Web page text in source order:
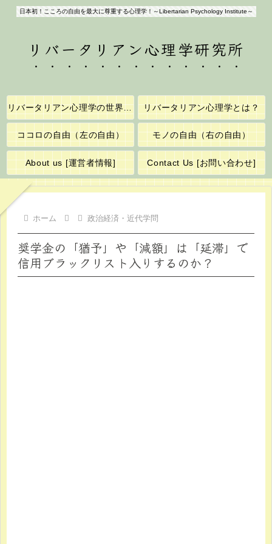
日本初！こころの自由を最大に尊重する心理学！～Libertarian Psychology Institute～
リバータリアン心理学研究所
リバータリアン心理学の世界へようこそ！ リバータリアン心理学とは？
ココロの自由（左の自由） モノの自由（右の自由）
About us [運営者情報] Contact Us [お問い合わせ]
ホーム 政治経済・近代学問
奨学金の「猶予」や「減額」は「延滞」で
信用ブラックリスト入りするのか？